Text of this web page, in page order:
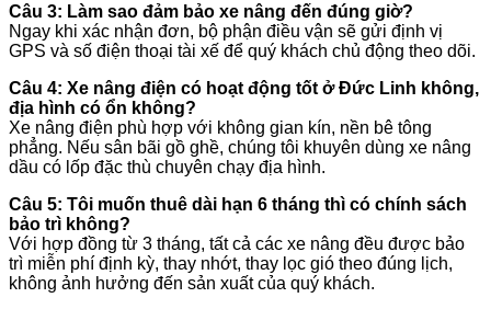
Câu 3: Làm sao đảm bảo xe nâng đến đúng giờ?
Ngay khi xác nhận đơn, bộ phận điều vận sẽ gửi định vị
GPS và số điện thoại tài xế để quý khách chủ động theo dõi.
Câu 4: Xe nâng điện có hoạt động tốt ở Đức Linh không,
địa hình có ổn không?
Xe nâng điện phù hợp với không gian kín, nền bê tông
phẳng. Nếu sân bãi gồ ghề, chúng tôi khuyên dùng xe nâng
dầu có lốp đặc thù chuyên chạy địa hình.
Câu 5: Tôi muốn thuê dài hạn 6 tháng thì có chính sách
bảo trì không?
Với hợp đồng từ 3 tháng, tất cả các xe nâng đều được bảo
trì miễn phí định kỳ, thay nhớt, thay lọc gió theo đúng lịch,
không ảnh hưởng đến sản xuất của quý khách.